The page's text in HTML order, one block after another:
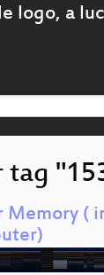
tag
Memory (